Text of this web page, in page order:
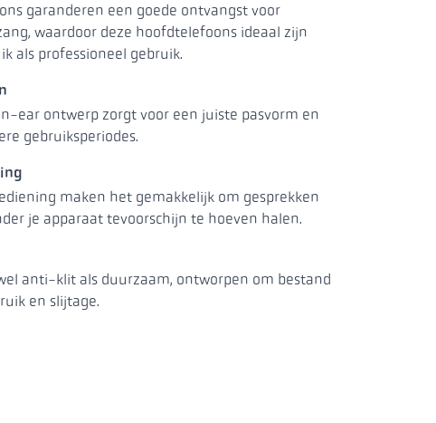
garanderen een goede ontvangst voor
waardoor deze hoofdtelefoons ideaal zijn
als professioneel gebruik.
ear ontwerp zorgt voor een juiste pasvorm en
gebruiksperiodes.
maken het gemakkelijk om gesprekken
je apparaat tevoorschijn te hoeven halen.
anti-klit als duurzaam, ontworpen om bestand
en slijtage.